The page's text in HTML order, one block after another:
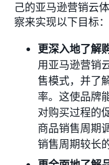
己的亚马逊营销云
察来实现以下目标：
更深入地了解
用亚马逊营销
售模式，并了
率。这使品牌
对购买过程的
商品销售周期
销售周期较长